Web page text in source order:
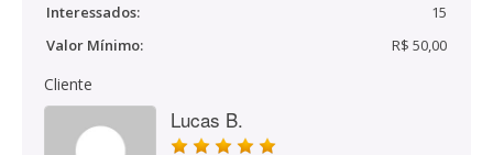
Interessados:
15
Valor Mínimo:
R$ 50,00
Cliente
Lucas B.